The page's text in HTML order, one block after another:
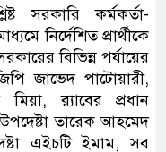
সরকারি কর্মকর্তা-
নির্দেশিত প্রার্থীকে
বিভিন্ন পর্যায়ের
জাভেদ পাটোয়ারী,
র‌্যাবের প্রধান
তারেক আহমেদ
এইচটি ইমাম, সব